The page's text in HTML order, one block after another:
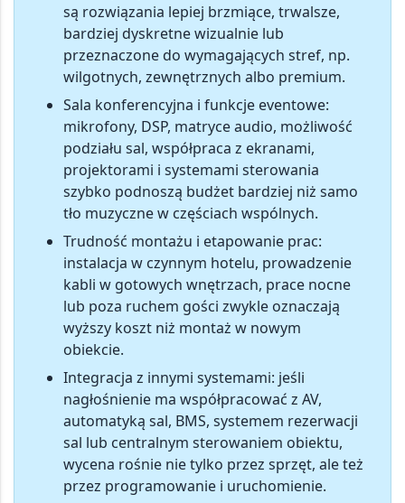
są rozwiązania lepiej brzmiące, trwalsze,
bardziej dyskretne wizualnie lub
przeznaczone do wymagających stref, np.
wilgotnych, zewnętrznych albo premium.
Sala konferencyjna i funkcje eventowe:
mikrofony, DSP, matryce audio, możliwość
podziału sal, współpraca z ekranami,
projektorami i systemami sterowania
szybko podnoszą budżet bardziej niż samo
tło muzyczne w częściach wspólnych.
Trudność montażu i etapowanie prac:
instalacja w czynnym hotelu, prowadzenie
kabli w gotowych wnętrzach, prace nocne
lub poza ruchem gości zwykle oznaczają
wyższy koszt niż montaż w nowym
obiekcie.
Integracja z innymi systemami: jeśli
nagłośnienie ma współpracować z AV,
automatyką sal, BMS, systemem rezerwacji
sal lub centralnym sterowaniem obiektu,
wycena rośnie nie tylko przez sprzęt, ale też
przez programowanie i uruchomienie.